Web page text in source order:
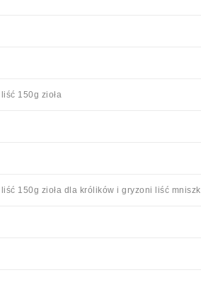
150g zioła
150g zioła dla królików i gryzoni liść mniszk